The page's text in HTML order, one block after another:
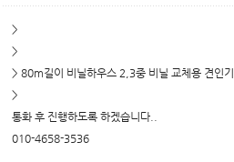
>
>
> 80m길이 비닐하우스 2,3중 비닐 교체용 견인
>
통화 후 진행하도록 하겠습니다..
010-4658-3536